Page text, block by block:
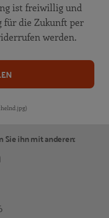
ist freiwillig und
die Zukunft per
werden.
Sie ihn mit anderen: